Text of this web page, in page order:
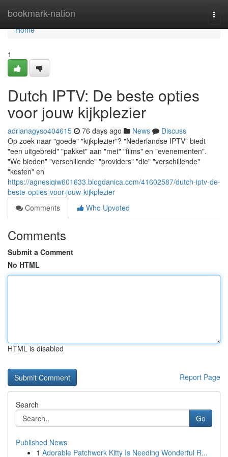
bookmark-nation
Home
Home
1
Dutch IPTV: De beste opties
voor jouw kijkplezier
adrianagyso404615 76 days ago News
Discuss
Op zoek naar "goede" "kijkplezier"? "Nederlandse IPTV" biedt
"een uitgebreid" "pakket" aan "met" "films" en "evenementen".
"We bieden" "verschillende" "providers" "die" "verschillende"
"kosten" en
https://agnesiqiw601633.blogdanica.com/41602587/dutch-iptv-de-
beste-opties-voor-jouw-kijkplezier
Comments
Who Upvoted
Comments
Submit a Comment
No HTML
HTML is disabled
Report Page
Search
Go
Published News
1 Adorable Patchwork Kitty Is Needing Wonderful R...